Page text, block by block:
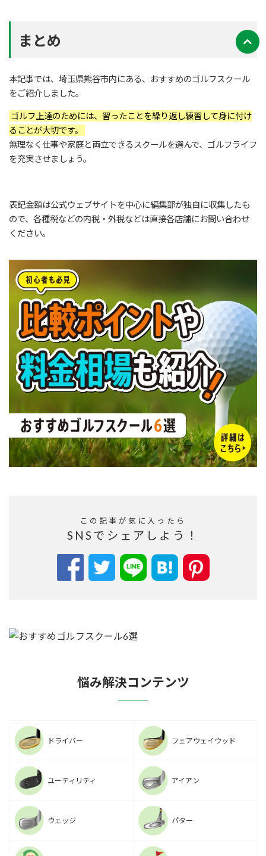
まとめ
本記事では、埼玉県熊谷市内にある、おすすめのゴルフスクール
をご紹介しました。
ゴルフ上達のためには、習ったことを繰り返し練習して身に付け
ることが大切です。
無理なく仕事や家庭と両立できるスクールを選んで、ゴルフライフ
を充実させましょう。
表記金額は公式ウェブサイトを中心に編集部が独自に収集したも
ので、各種税などの内税・外税などは直接各店舗にお問い合わせ
ください。
この記事が気に入ったら
SNSでシェアしよう！
悩み解決コンテンツ
ドライバー フェアウェイウッド
ユーティリティ アイアン
ウェッジ パター